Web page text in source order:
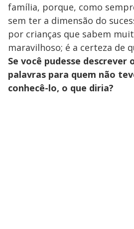
família, porque, como
sem ter a dimensão do
por crianças que sabem
maravilhoso; é a certeza de
Se você pudesse descrever
palavras para quem não
conhecê-lo, o que diria?